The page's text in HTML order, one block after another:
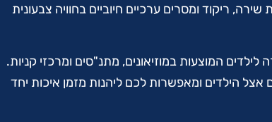
ריקוד ומסרים ערכיים חיוביים בחוויה צבעונית
המוצעות במוזיאונים, מתנ"סים ומרכזי קניות.
אצל הילדים ומאפשרות לכם ליהנות מזמן איכות יחד